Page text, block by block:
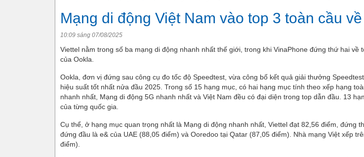
Mạng di động Việt Nam vào top 3 toàn cầu
10:09 sáng 07/08/2025
Viettel nằm trong số ba mạng di động nhanh nhất thế giới, trong khi VinaPhone đứng thứ hai về
của Ookla.
Ookla, đơn vị đứng sau công cụ đo tốc độ Speedtest, vừa công bố kết quả giải thưởng
hiệu suất tốt nhất nửa đầu 2025. Trong số 15 hạng mục, có hai hạng mục tính theo xếp hạng
nhanh nhất, Mạng di động 5G nhanh nhất và Việt Nam đều có đại diện trong top dẫn đầu. 13
của từng quốc gia.
Cụ thể, ở hạng mục quan trọng nhất là Mạng di động nhanh nhất, Viettel đạt 82,56 điểm, đứng
đứng đầu là e& của UAE (88,05 điểm) và Ooredoo tại Qatar (87,05 điểm). Nhà mạng Việt xếp
điểm).